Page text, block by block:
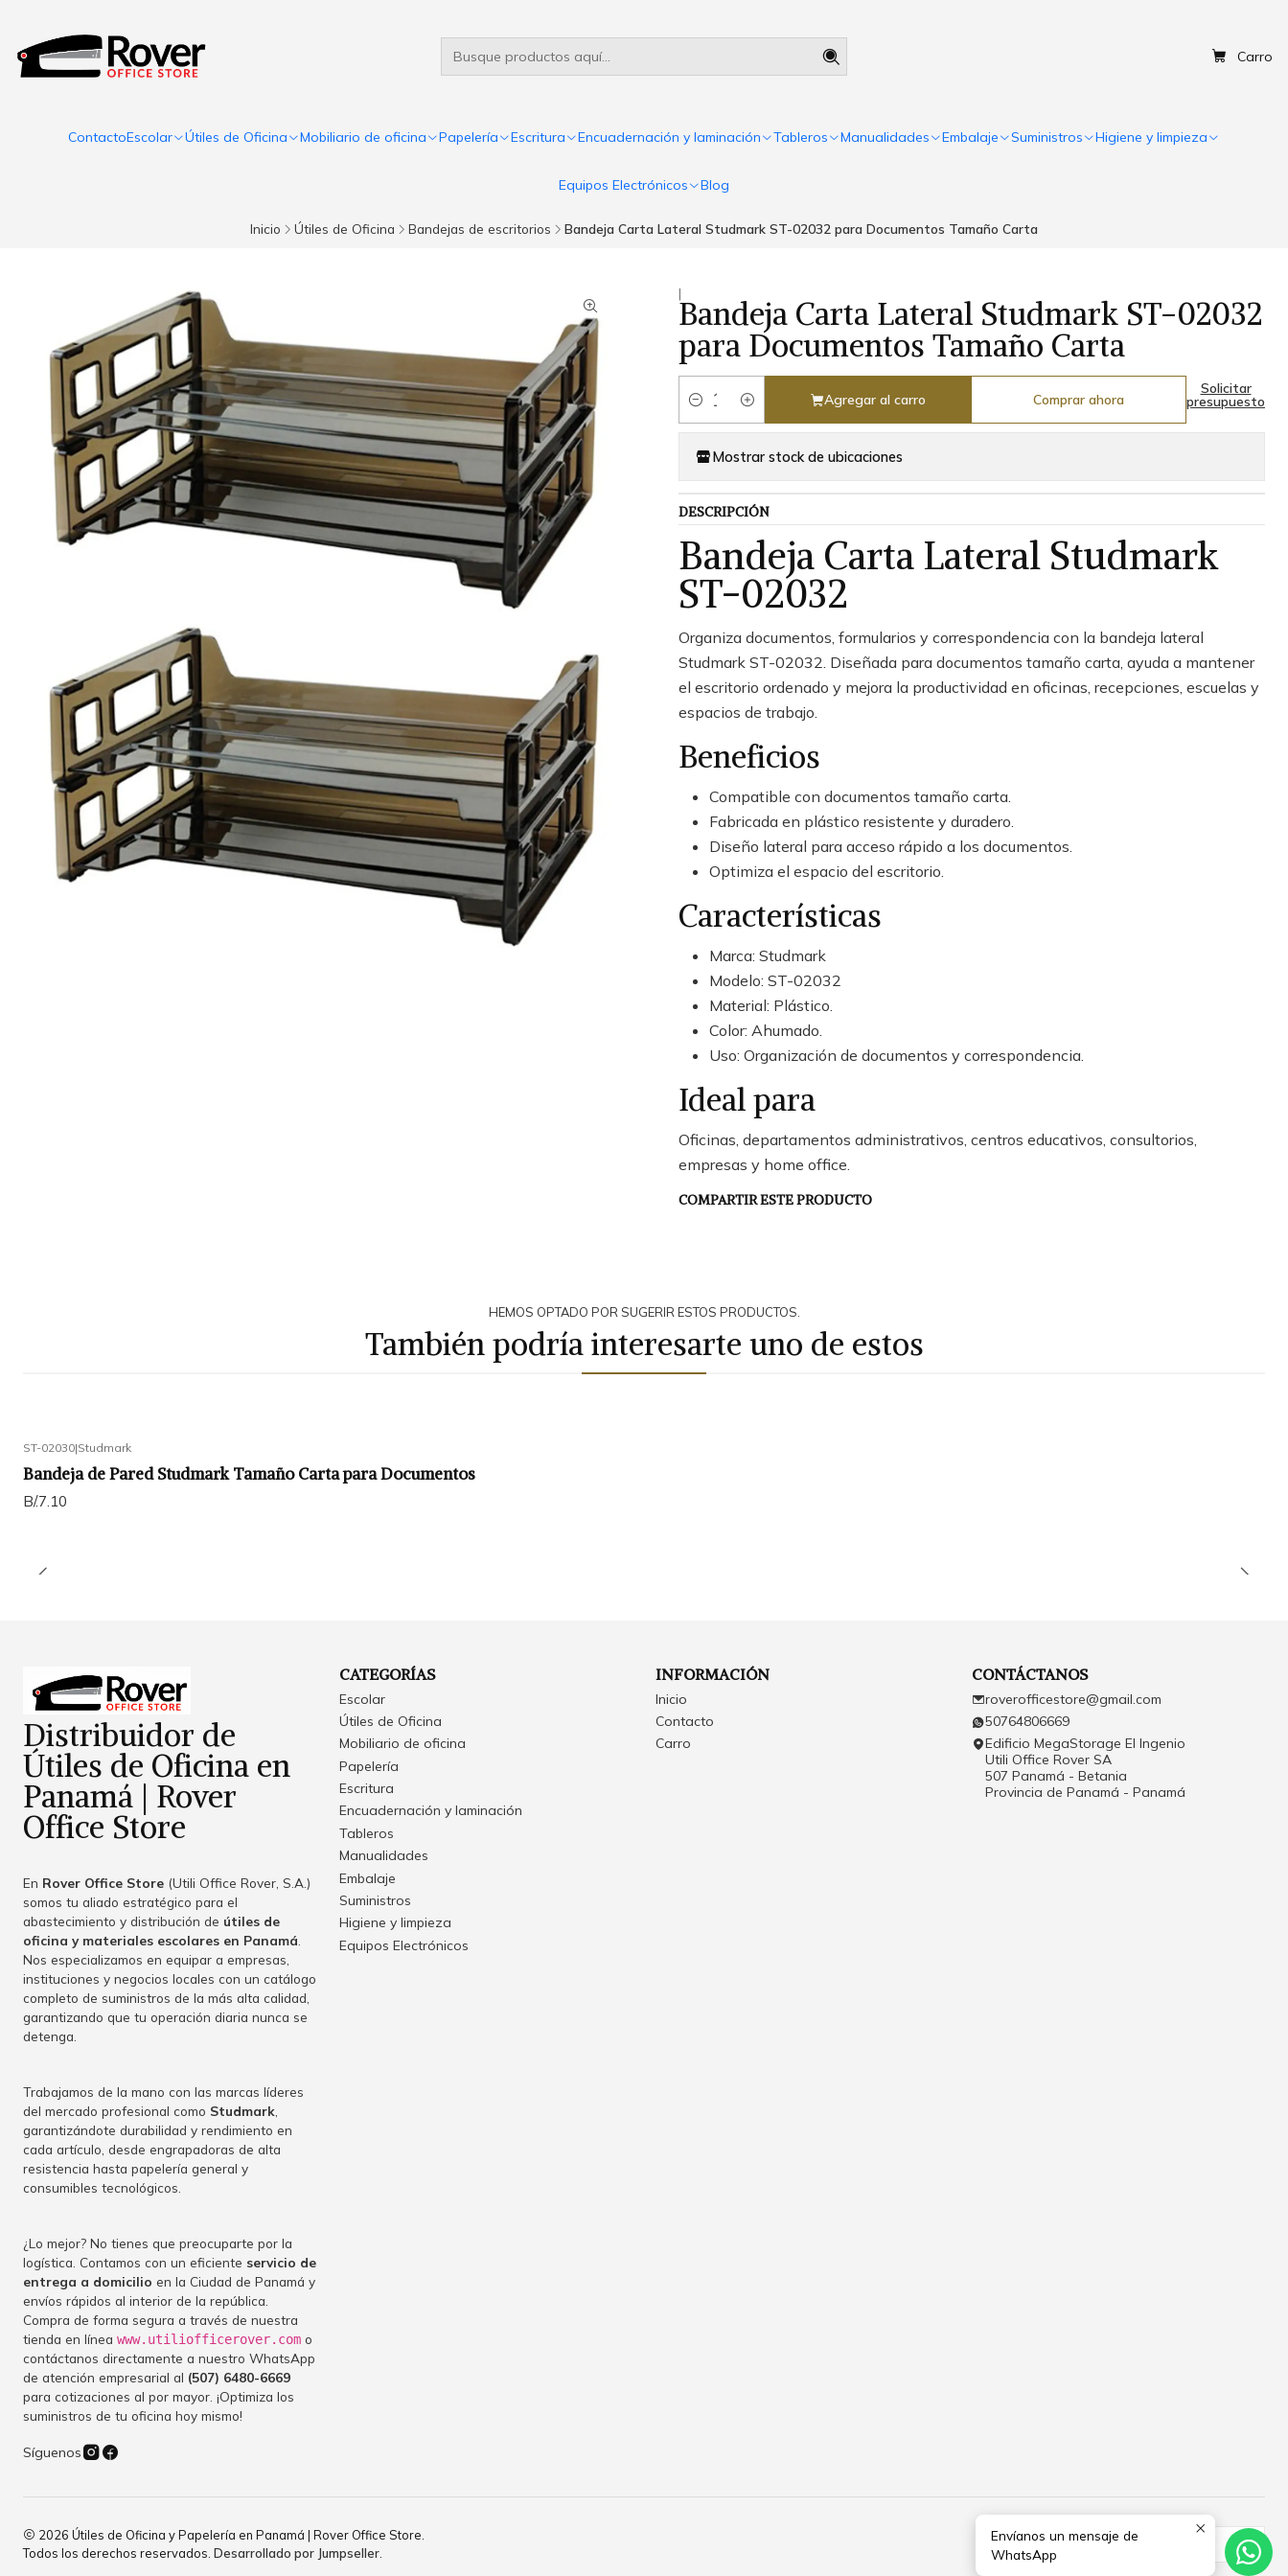
Carro
ContactoEscolar Útiles de Oficina Mobiliario de oficina Papelería Escritura Encuadernación y laminación Tableros Manualidades Embalaje Suministros Higiene y limpieza
Equipos Electrónicos Blog
Inicio Útiles de Oficina Bandejas de escritorios Bandeja Carta Lateral Studmark ST-02032 para Documentos Tamaño Carta
|
Bandeja Carta Lateral Studmark ST-02032
para Documentos Tamaño Carta
Cantidad
Agregar al carro Comprar ahora
Solicitar
presupuesto
Mostrar stock de ubicaciones
DESCRIPCIÓN
Bandeja Carta Lateral Studmark
ST-02032
Organiza documentos, formularios y correspondencia con la bandeja lateral
Studmark ST-02032. Diseñada para documentos tamaño carta, ayuda a mantener
el escritorio ordenado y mejora la productividad en oficinas, recepciones, escuelas y
espacios de trabajo.
Beneficios
Compatible con documentos tamaño carta.
Fabricada en plástico resistente y duradero.
Diseño lateral para acceso rápido a los documentos.
Optimiza el espacio del escritorio.
Características
Marca: Studmark
Modelo: ST-02032
Material: Plástico.
Color: Ahumado.
Uso: Organización de documentos y correspondencia.
Ideal para
Oficinas, departamentos administrativos, centros educativos, consultorios,
empresas y home office.
COMPARTIR ESTE PRODUCTO
HEMOS OPTADO POR SUGERIR ESTOS PRODUCTOS.
También podría interesarte uno de estos
ST-02030|Studmark
Bandeja de Pared Studmark Tamaño Carta para Documentos
B/.7.10
Distribuidor de
Útiles de Oficina en
Panamá | Rover
Office Store
En Rover Office Store (Utili Office Rover, S.A.)
somos tu aliado estratégico para el
abastecimiento y distribución de útiles de
oficina y materiales escolares en Panamá
Nos especializamos en equipar a empresas,
instituciones y negocios locales con un catálogo
completo de suministros de la más alta calidad,
garantizando que tu operación diaria nunca se
detenga.
Trabajamos de la mano con las marcas líderes
del mercado profesional como Studmark
garantizándote durabilidad y rendimiento en
cada artículo, desde engrapadoras de alta
resistencia hasta papelería general y
consumibles tecnológicos.
¿Lo mejor? No tienes que preocuparte por la
logística. Contamos con un eficiente servicio de
entrega a domicilio en la Ciudad de Panamá y
envíos rápidos al interior de la república.
Compra de forma segura a través de nuestra
tienda en línea www.utiliofficerover.com o
contáctanos directamente a nuestro WhatsApp
de atención empresarial al (507) 6480-6669
para cotizaciones al por mayor. ¡Optimiza los
suministros de tu oficina hoy mismo!
Síguenos
CATEGORÍAS
Escolar
Útiles de Oficina
Mobiliario de oficina
Papelería
Escritura
Encuadernación y laminación
Tableros
Manualidades
Embalaje
Suministros
Higiene y limpieza
Equipos Electrónicos
INFORMACIÓN
Inicio
Contacto
Carro
CONTÁCTANOS
roverofficestore@gmail.com
50764806669
Edificio MegaStorage El Ingenio
Utili Office Rover SA
507 Panamá - Betania
Provincia de Panamá - Panamá
2026 Útiles de Oficina y Papelería en Panamá | Rover Office Store.
Todos los derechos reservados. Desarrollado por Jumpseller.
Envíanos un mensaje de
WhatsApp